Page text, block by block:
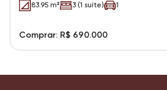
83.95 m² 3 (1 suíte) 1
Comprar: R$ 690.000